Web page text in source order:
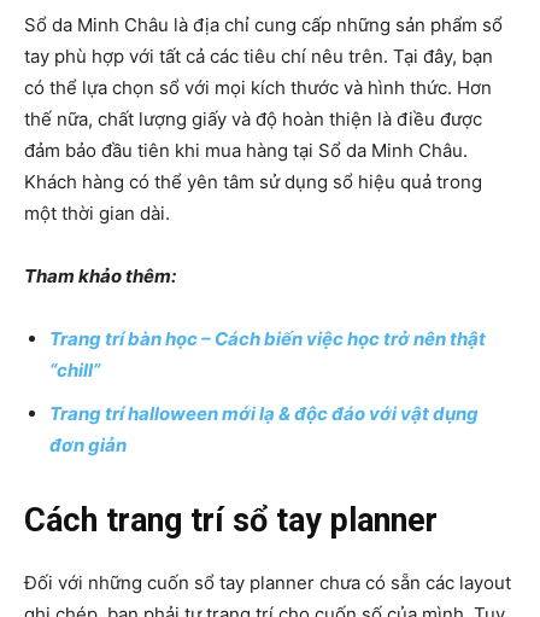
Sổ da Minh Châu là địa chỉ cung cấp những sản phẩm sổ
tay phù hợp với tất cả các tiêu chí nêu trên. Tại đây, bạn
có thể lựa chọn sổ với mọi kích thước và hình thức. Hơn
thế nữa, chất lượng giấy và độ hoàn thiện là điều được
đảm bảo đầu tiên khi mua hàng tại Sổ da Minh Châu.
Khách hàng có thể yên tâm sử dụng sổ hiệu quả trong
một thời gian dài.
Tham khảo thêm:
Trang trí bàn học – Cách biến việc học trở nên thật
“chill”
Trang trí halloween mới lạ & độc đáo với vật dụng
đơn giản
Cách trang trí sổ tay planner
Đối với những cuốn sổ tay planner chưa có sẵn các layout